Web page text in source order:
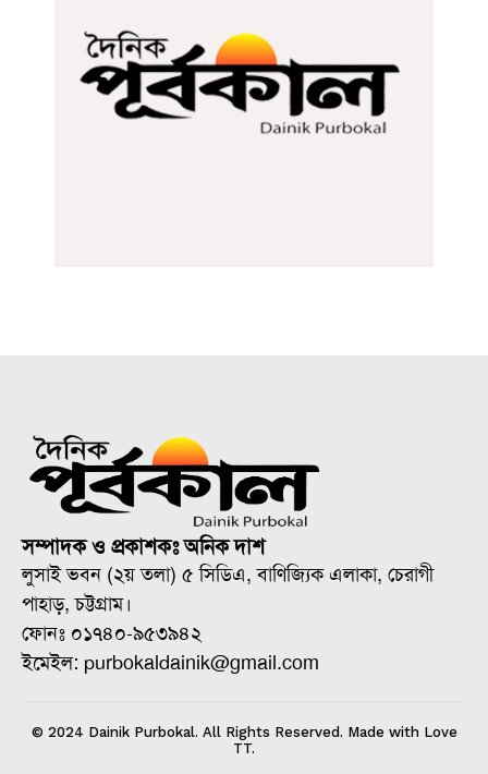
সম্পাদক ও প্রকাশকঃ অনিক দাশ
লুসাই ভবন (২য় তলা) ৫ সিডিএ, বাণিজ্যিক এলাকা, চেরাগী
পাহাড়, চট্টগ্রাম।
ফোনঃ ০১৭৪০-৯৫৩৯৪২
ইমেইল: purbokaldainik@gmail.com
© 2024 Dainik Purbokal. All Rights Reserved. Made with Love
TT.